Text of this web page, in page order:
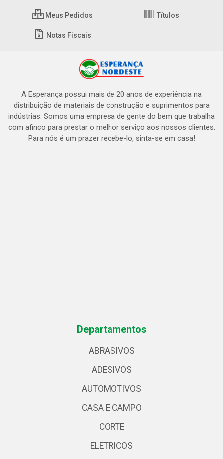
Meus Pedidos Títulos
Notas Fiscais
A Esperança possui mais de 20 anos de experiência na
distribuição de materiais de construção e suprimentos para
indústrias. Somos uma empresa de gente do bem que trabalha
com afinco para prestar o melhor serviço aos nossos clientes.
Para nós é um prazer recebe-lo, sinta-se em casa!
Departamentos
ABRASIVOS
ADESIVOS
AUTOMOTIVOS
CASA E CAMPO
CORTE
ELETRICOS